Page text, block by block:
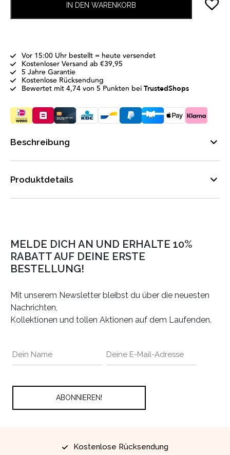
IN DEN WARENKORB
Vor 15:00 Uhr bestellt = heute versendet
Kostenloser Versand ab €39,95
5 Jahre Garantie
Kostenlose Rücksendung
Bewertet mit 4,74 von 5 Punkten bei TrustedShops
Beschreibung
Produktdetails
MELDE DICH AN UND ERHALTE 10%
RABATT AUF DEINE ERSTE
BESTELLUNG!
Mit unserem Newsletter bleibst du über die neuesten
Nachrichten,
Kollektionen und tollen Aktionen auf dem Laufenden.
Kostenlose Rücksendung